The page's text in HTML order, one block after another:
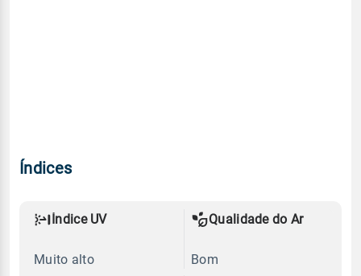
Índices
Índice UV
Muito alto
Qualidade do Ar
Bom